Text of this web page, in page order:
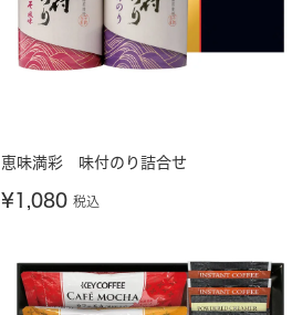
恵味満彩 味付のり詰合せ
¥1,080 税込